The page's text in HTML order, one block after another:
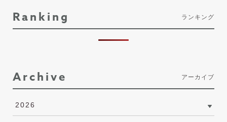
Ranking ランキング
Archive アーカイブ
2026